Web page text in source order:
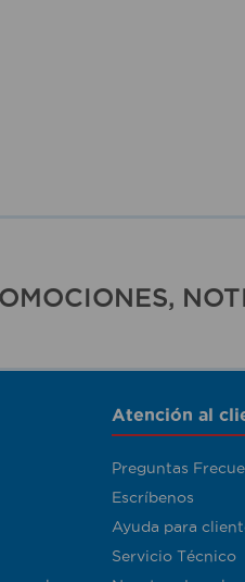
Atención al
Preguntas
Escríbenos
Ayuda para
Servicio Técnico